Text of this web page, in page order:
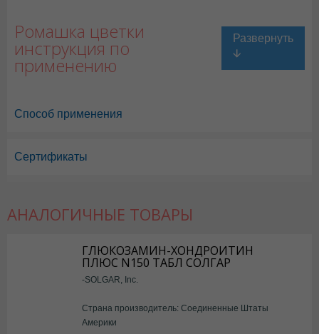
Ромашка цветки
инструкция по
применению
Способ применения
Сертификаты
АНАЛОГИЧНЫЕ ТОВАРЫ
ГЛЮКОЗАМИН-ХОНДРОИТИН
ПЛЮС N150 ТАБЛ СОЛГАР
-SOLGAR, Inc.
Страна производитель: Соединенные Штаты
Америки